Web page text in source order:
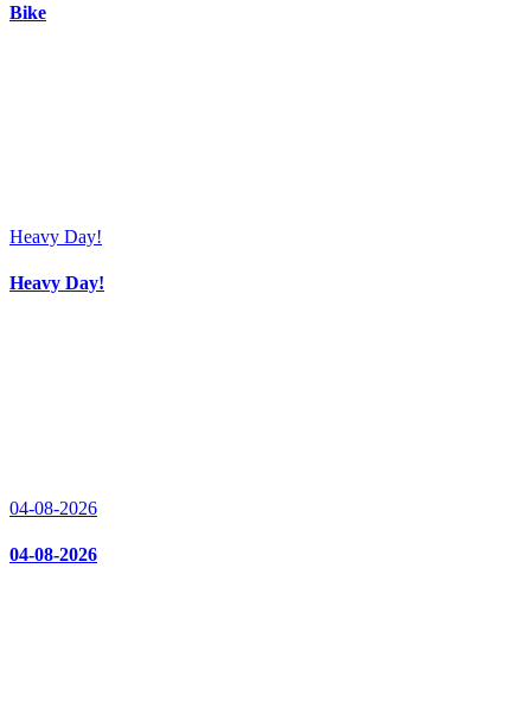
Bike
Heavy Day!
Heavy Day!
04-08-2026
04-08-2026